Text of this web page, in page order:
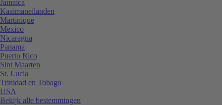
Jamaica
Kaaimaneilanden
Martinique
Mexico
Nicaragua
Panama
Puerto Rico
Sint Maarten
St. Lucia
Trinidad en Tobago
USA
Bekijk alle bestemmingen